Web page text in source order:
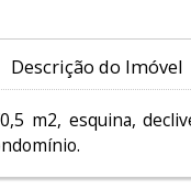
Descrição do Imóvel
m2, esquina,